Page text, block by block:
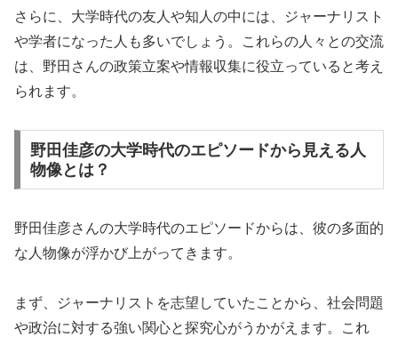
さらに、大学時代の友人や知人の中には、ジャーナリスト
や学者になった人も多いでしょう。これらの人々との交流
は、野田さんの政策立案や情報収集に役立っていると考え
られます。
野田佳彦の大学時代のエピソードから見える人
物像とは？
野田佳彦さんの大学時代のエピソードからは、彼の多面的
な人物像が浮かび上がってきます。
まず、ジャーナリストを志望していたことから、社会問題
や政治に対する強い関心と探究心がうかがえます。これ